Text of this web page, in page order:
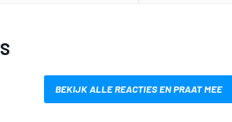
BEKIJK ALLE REACTIES EN PRAAT MEE